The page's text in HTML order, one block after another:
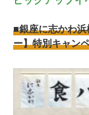
■銀座に志かわ
ー】特別キャン